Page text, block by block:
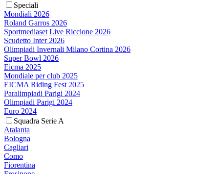
Speciali
Mondiali 2026
Roland Garros 2026
Sportmediaset Live Riccione 2026
Scudetto Inter 2026
Olimpiadi Invernali Milano Cortina 2026
Super Bowl 2026
Eicma 2025
Mondiale per club 2025
EICMA Riding Fest 2025
Paralimpiadi Parigi 2024
Olimpiadi Parigi 2024
Euro 2024
Squadra Serie A
Atalanta
Bologna
Cagliari
Como
Fiorentina